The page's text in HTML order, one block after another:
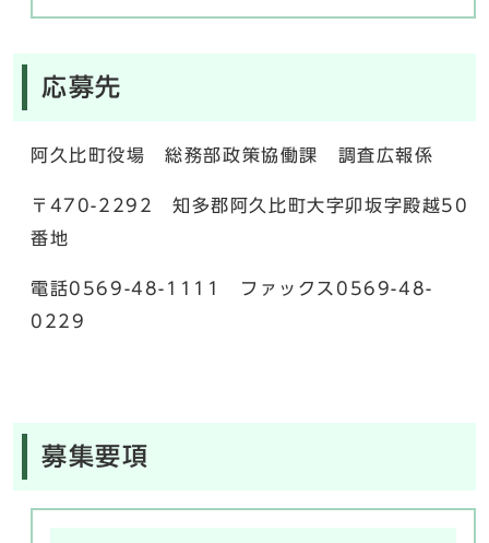
応募先
阿久比町役場 総務部政策協働課 調査広報係
〒470-2292 知多郡阿久比町大字卯坂字殿越50
番地
電話0569-48-1111 ファックス0569-48-
0229
募集要項